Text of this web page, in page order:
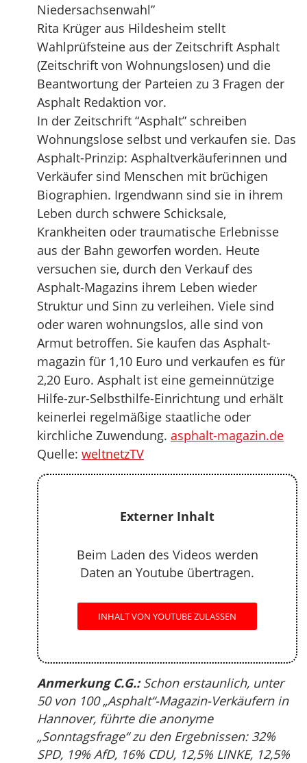
Niedersachsenwahl”
Rita Krüger aus Hildesheim stellt
Wahlprüfsteine aus der Zeitschrift Asphalt
(Zeitschrift von Wohnungslosen) und die
Beantwortung der Parteien zu 3 Fragen der
Asphalt Redaktion vor.
In der Zeitschrift “Asphalt” schreiben
Wohnungslose selbst und verkaufen sie. Das
Asphalt-Prinzip: Asphaltverkäuferinnen und
Verkäufer sind Menschen mit brüchigen
Biographien. Irgendwann sind sie in ihrem
Leben durch schwere Schicksale,
Krankheiten oder traumatische Erlebnisse
aus der Bahn geworfen worden. Heute
versuchen sie, durch den Verkauf des
Asphalt-Magazins ihrem Leben wieder
Struktur und Sinn zu verleihen. Viele sind
oder waren wohnungslos, alle sind von
Armut betroffen. Sie kaufen das Asphalt-
magazin für 1,10 Euro und verkaufen es für
2,20 Euro. Asphalt ist eine gemeinnützige
Hilfe-zur-Selbsthilfe-Einrichtung und erhält
keinerlei regelmäßige staatliche oder
kirchliche Zuwendung. asphalt-magazin.de
Quelle: weltnetzTV
Externer Inhalt
Beim Laden des Videos werden
Daten an Youtube übertragen.
INHALT VON YOUTUBE ZULASSEN
Anmerkung C.G.:Schon erstaunlich, unter
50 von 100 „Asphalt“-Magazin-Verkäufern in
Hannover, führte die anonyme
„Sonntagsfrage“ zu den Ergebnissen: 32%
SPD, 19% AfD, 16% CDU, 12,5% LINKE, 12,5%